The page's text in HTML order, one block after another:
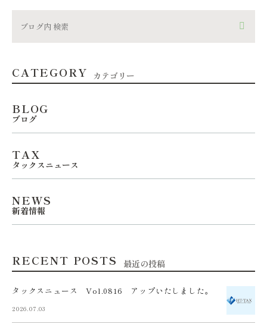
CATEGORY カテゴリー
BLOG
ブログ
TAX
タックスニュース
NEWS
新着情報
RECENT POSTS 最近の投稿
タックスニュース Vol.0816 アップいたしました。
2026.07.03